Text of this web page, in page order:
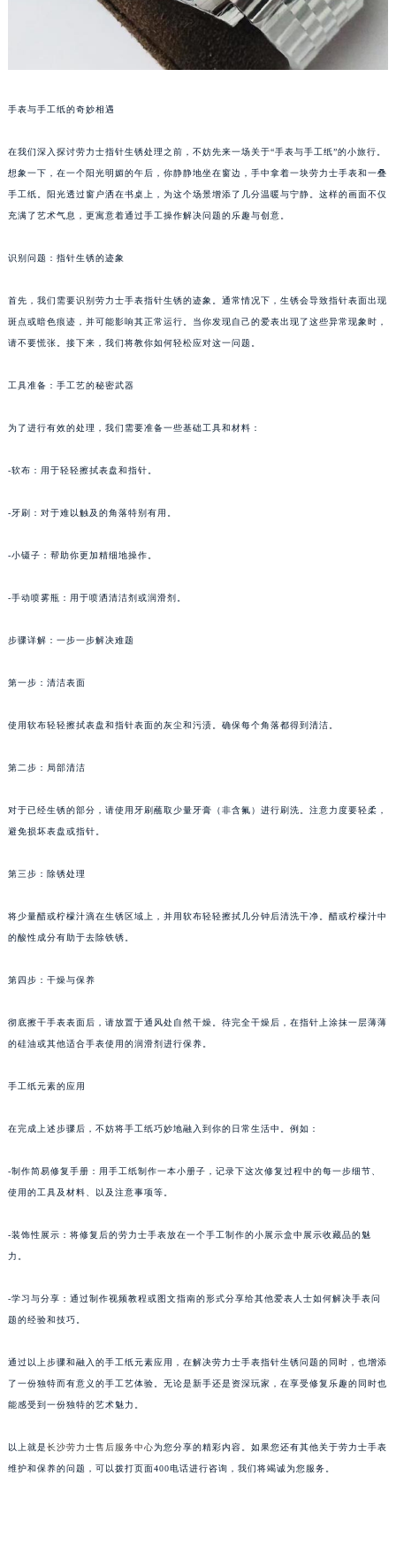
手表与手工纸的奇妙相遇
在我们深入探讨劳力士指针生锈处理之前，不妨先来一场关于“手表与手工纸”的小旅行。
想象一下，在一个阳光明媚的午后，你静静地坐在窗边，手中拿着一块劳力士手表和一叠
手工纸。阳光透过窗户洒在书桌上，为这个场景增添了几分温暖与宁静。这样的画面不仅
充满了艺术气息，更寓意着通过手工操作解决问题的乐趣与创意。
识别问题：指针生锈的迹象
首先，我们需要识别劳力士手表指针生锈的迹象。通常情况下，生锈会导致指针表面出现
斑点或暗色痕迹，并可能影响其正常运行。当你发现自己的爱表出现了这些异常现象时，
请不要慌张。接下来，我们将教你如何轻松应对这一问题。
工具准备：手工艺的秘密武器
为了进行有效的处理，我们需要准备一些基础工具和材料：
-软布：用于轻轻擦拭表盘和指针。
-牙刷：对于难以触及的角落特别有用。
-小镊子：帮助你更加精细地操作。
-手动喷雾瓶：用于喷洒清洁剂或润滑剂。
步骤详解：一步一步解决难题
第一步：清洁表面
使用软布轻轻擦拭表盘和指针表面的灰尘和污渍。确保每个角落都得到清洁。
第二步：局部清洁
对于已经生锈的部分，请使用牙刷蘸取少量牙膏（非含氟）进行刷洗。注意力度要轻柔，
避免损坏表盘或指针。
第三步：除锈处理
将少量醋或柠檬汁滴在生锈区域上，并用软布轻轻擦拭几分钟后清洗干净。醋或柠檬汁中
的酸性成分有助于去除铁锈。
第四步：干燥与保养
彻底擦干手表表面后，请放置于通风处自然干燥。待完全干燥后，在指针上涂抹一层薄薄
的硅油或其他适合手表使用的润滑剂进行保养。
手工纸元素的应用
在完成上述步骤后，不妨将手工纸巧妙地融入到你的日常生活中。例如：
-制作简易修复手册：用手工纸制作一本小册子，记录下这次修复过程中的每一步细节、
使用的工具及材料、以及注意事项等。
-装饰性展示：将修复后的劳力士手表放在一个手工制作的小展示盒中展示收藏品的魅
力。
-学习与分享：通过制作视频教程或图文指南的形式分享给其他爱表人士如何解决手表问
题的经验和技巧。
通过以上步骤和融入的手工纸元素应用，在解决劳力士手表指针生锈问题的同时，也增添
了一份独特而有意义的手工艺体验。无论是新手还是资深玩家，在享受修复乐趣的同时也
能感受到一份独特的艺术魅力。
以上就是长沙劳力士售后服务中心为您分享的精彩内容。如果您还有其他关于劳力士手表
维护和保养的问题，可以拨打页面400电话进行咨询，我们将竭诚为您服务。